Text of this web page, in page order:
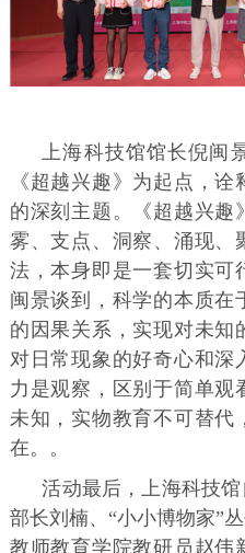
上海科技馆馆长倪闽
《超越兴趣》为起点，
的深刻主题。《超越兴趣
雾、支点、洞察、涌现、
法，本身即是一套切实可
闽景谈到，科学的本质在
的因果关系，实现对未知
对日常现象的好奇心和深
力是观察，区别于简单观
未知，实物教育不可替代
在。。
活动最后，上海科技
部长刘楠、“小小博物家”
教师教育学院教研员赵伟